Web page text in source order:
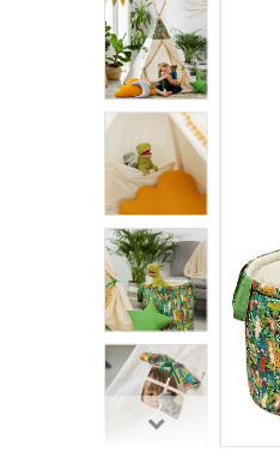
Penové hracie bloky na
cvičenie
Balančný chodník - hrubá
motorika